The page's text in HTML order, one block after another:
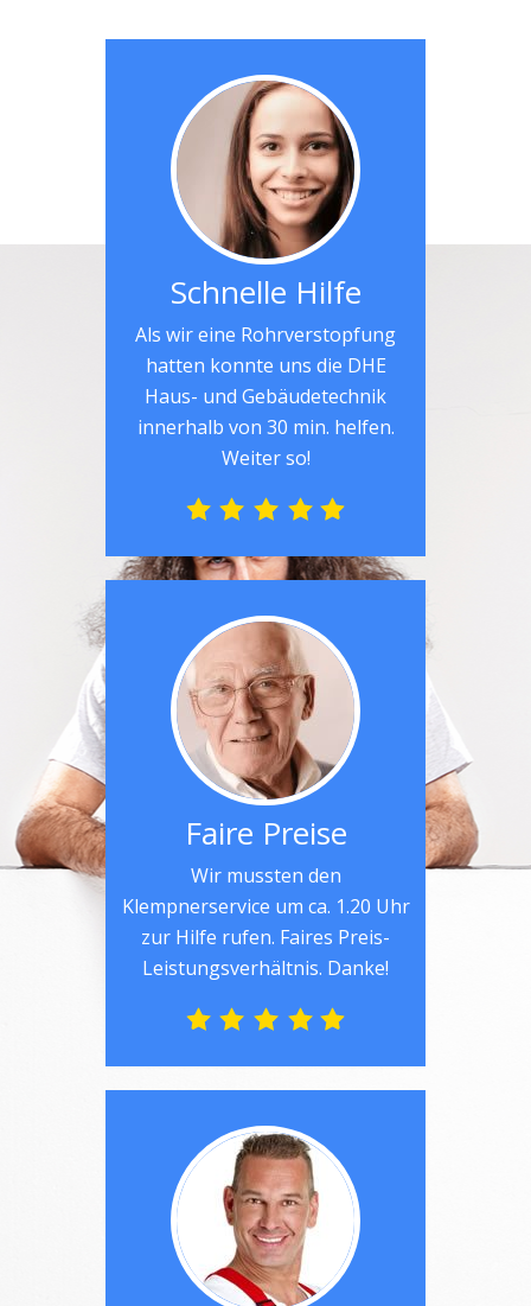
Schnelle Hilfe
Als wir eine Rohrverstopfung
hatten konnte uns die DHE
Haus- und Gebäudetechnik
innerhalb von 30 min. helfen.
Weiter so!
Faire Preise
Wir mussten den
Klempnerservice um ca. 1.20 Uhr
zur Hilfe rufen. Faires Preis-
Leistungsverhältnis. Danke!